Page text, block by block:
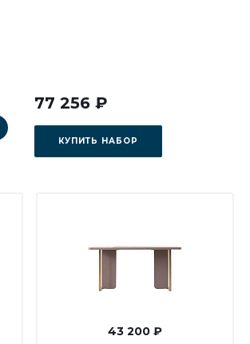
77 256 ₽
КУПИТЬ НАБОР
43 200 ₽